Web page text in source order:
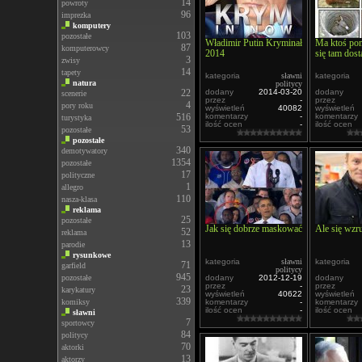
powroty 14
imprezka 96
komputery
pozostałe
103
komputerowcy 87
zwisy 3
tapety 14
natura
scenerie
22
pory roku 4
turystyka 516
pozostałe 53
pozostałe
demotywatory
340
pozostałe 1354
polityczne 17
allegro 1
nasza-klasa 110
reklama
pozostałe
25
reklama 52
parodie 13
rysunkowe
garfield
71
pozostałe 945
karykatury 23
komiksy 339
sławni
sportowcy
7
politycy 84
aktorki 70
aktorzy 13
Władimir Putin Kryminał
2014
kategoria
sławni
politycy
dodany
2014-03-20
przez
-
wyświetleń
40082
komentarzy
-
ilość ocen
-
Ma ktoś
się tam
kategoria
dodany
przez
wyświetleń
komentarzy
ilość ocen
Jak się dobrze maskować
kategoria
sławni
politycy
dodany
2012-12-19
przez
-
wyświetleń
40622
komentarzy
-
ilość ocen
-
Ale się
kategoria
dodany
przez
wyświetleń
komentarzy
ilość ocen